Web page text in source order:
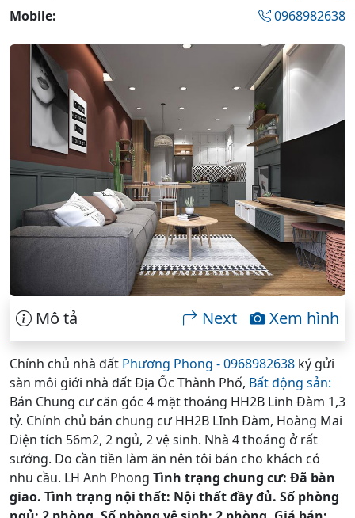
Mobile:
0968982638
Mô tả Xem hình
Next
Chính chủ nhà đất Phương Phong - 0968982638 ký gửi
sàn môi giới nhà đất Địa Ốc Thành Phố, Bất động sản:
Bán Chung cư căn góc 4 mặt thoáng HH2B Linh Đàm 1,3
tỷ. Chính chủ bán chung cư HH2B LInh Đàm, Hoàng Mai
Diện tích 56m2, 2 ngủ, 2 vệ sinh. Nhà 4 thoáng ở rất
sướng. Do cần tiền làm ăn nên tôi bán cho khách có
nhu cầu. LH Anh Phong Tình trạng chung cư: Đã bàn
giao. Tình trạng nội thất: Nội thất đầy đủ. Số phòng